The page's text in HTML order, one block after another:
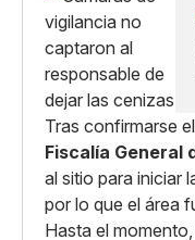
Tras confirmarse
Fiscalía General
al sitio para iniciar
por lo que el área
Hasta el